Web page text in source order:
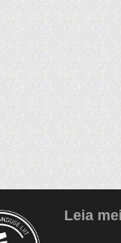
Leia